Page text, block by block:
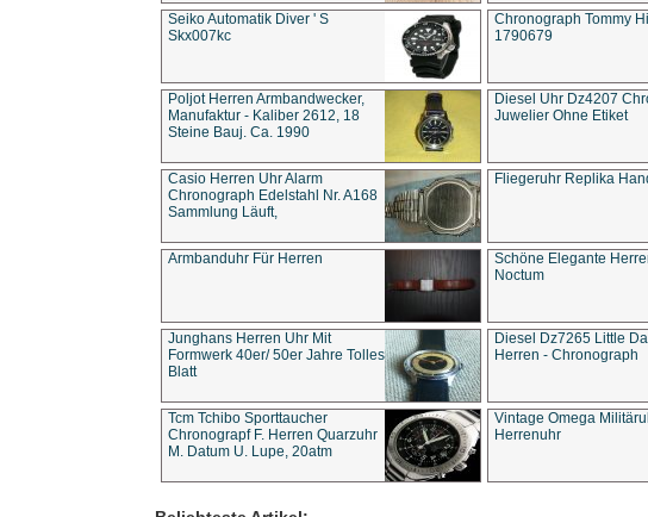
Seiko Automatik Diver ' S
Skx007kc
Chronograph Tommy
1790679
Poljot Herren Armbandwecker,
Manufaktur - Kaliber 2612, 18
Steine Bauj. Ca. 1990
Diesel Uhr Dz4207
Juwelier Ohne Etiket
Casio Herren Uhr Alarm
Chronograph Edelstahl Nr. A168
Sammlung Läuft,
Fliegeruhr Replika
Armbanduhr Für Herren
Schöne Elegante
Noctum
Junghans Herren Uhr Mit
Formwerk 40er/ 50er Jahre Tolles
Blatt
Diesel Dz7265 Little
Herren - Chronograph
Tcm Tchibo Sporttaucher
Chronograpf F. Herren Quarzuhr
M. Datum U. Lupe, 20atm
Vintage Omega
Herrenuhr